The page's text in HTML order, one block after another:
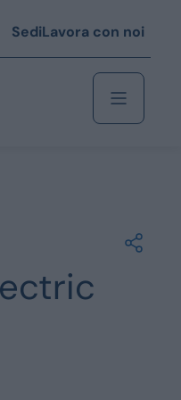
SediLavora con noi
Coupé/cabrio